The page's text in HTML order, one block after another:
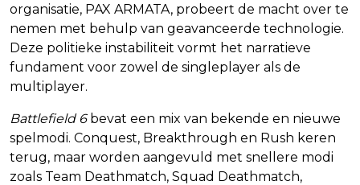
organisatie, PAX ARMATA, probeert de macht over te
nemen met behulp van geavanceerde technologie.
Deze politieke instabiliteit vormt het narratieve
fundament voor zowel de singleplayer als de
multiplayer.
Battlefield 6bevat een mix van bekende en nieuwe
spelmodi. Conquest, Breakthrough en Rush keren
terug, maar worden aangevuld met snellere modi
zoals Team Deathmatch, Squad Deathmatch,